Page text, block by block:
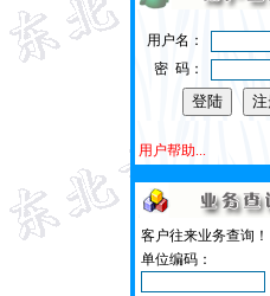
用户名：
密 码：
用户帮助...
客户往来业务查询！
单位编码：